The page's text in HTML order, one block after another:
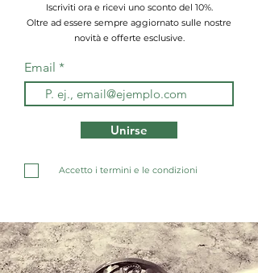
Iscriviti ora e ricevi uno sconto del 10%.
Oltre ad essere sempre aggiornato sulle nostre
novità e offerte esclusive.
Email
Unirse
Accetto i termini e le condizioni